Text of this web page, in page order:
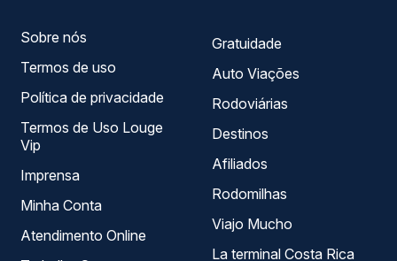
Sobre nós
Termos de uso
Política de privacidade
Termos de Uso Louge
Vip
Imprensa
Minha Conta
Atendimento Online
Gratuidade
Auto Viações
Rodoviárias
Destinos
Afiliados
Rodomilhas
Viajo Mucho
La terminal Costa Rica